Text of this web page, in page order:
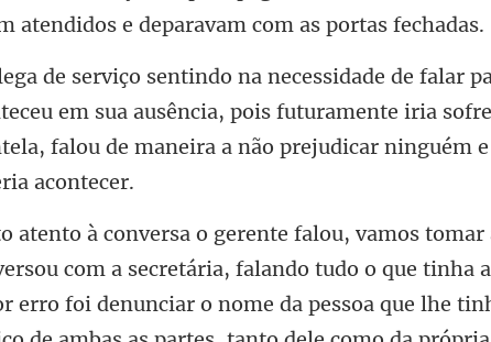
eu em sua ausência, pois futuramente iria
ia, falando tudo o que tinha
erro foi denunciar o nome da pessoa que